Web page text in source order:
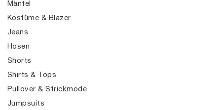
Mäntel
Kostüme & Blazer
Jeans
Hosen
Shorts
Shirts & Tops
Pullover & Strickmode
Jumpsuits